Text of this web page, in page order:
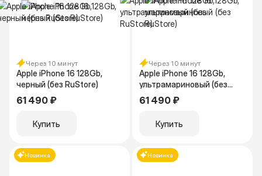
Через 10 минут
Apple iPhone 16 128Gb,
черный (без RuStore)
61 490 ₽
Купить
Через 10 минут
Apple iPhone 16 128Gb,
ультрамариновый (без
RuStore)
61 490 ₽
Купить
Новинка Новинка